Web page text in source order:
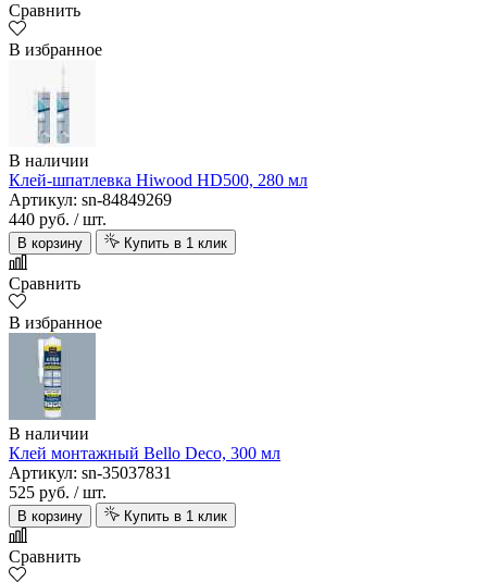
Сравнить
В избранное
В наличии
Клей-шпатлевка Hiwood HD500, 280 мл
Артикул: sn-84849269
440 руб. / шт.
В корзину Купить в 1 клик
Сравнить
В избранное
В наличии
Клей монтажный Bello Deco, 300 мл
Артикул: sn-35037831
525 руб. / шт.
В корзину Купить в 1 клик
Сравнить